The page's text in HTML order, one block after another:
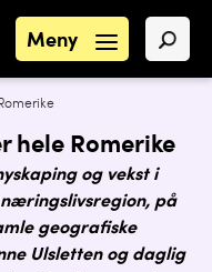
Meny
hele Romerike
og vekst i
næringslivsregion, på
geografiske
Ulsletten og daglig